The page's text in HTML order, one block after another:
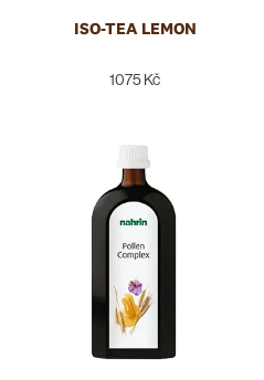
ISO-TEA LEMON
1075 Kč